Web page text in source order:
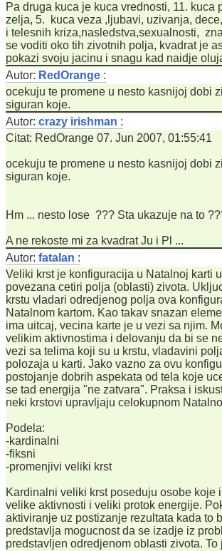
Pa druga kuca je kuca vrednosti, 11. kuca
zelja, 5. kuca veza ,ljubavi, uzivanja,
i telesnih kriza,nasledstva,sexualnosti,
se voditi oko tih zivotnih polja, kvadrat je
pokazi svoju jacinu i snagu kad naidje
Autor: RedOrange :
ocekuju te promene u nesto kasnijoj dobi
siguran koje.
Autor: crazy irishman :
Citat: RedOrange 07. Jun 2007, 01:55:41
ocekuju te promene u nesto kasnijoj dobi
siguran koje.
Hm ... nesto lose ??? Sta ukazuje na to
A ne rekoste mi za kvadrat Ju i Pl ...
Autor: fatalan :
Veliki krst je konfiguracija u Natalnoj karti
povezana cetiri polja (oblasti) zivota.
krstu vladari odredjenog polja ova
Natalnom kartom. Kao takav snazan
ima uitcaj, vecina karte je u vezi sa njim.
velikim aktivnostima i delovanju da bi se
vezi sa telima koji su u krstu, vladavini
polozaja u karti. Jako vazno za ovu
postojanje dobrih aspekata od tela koje
se tad energija "ne zatvara". Praksa i
neki krstovi upravljaju celokupnom
Podela:
-kardinalni
-fiksni
-promenjivi veliki krst
Kardinalni veliki krst poseduju osobe koje
velike aktivnosti i veliki protok energije.
aktiviranje uz postizanje rezultata kada to
predstavlja mogucnost da se izadje iz
predstavljen odredjenom oblasti zivota. To